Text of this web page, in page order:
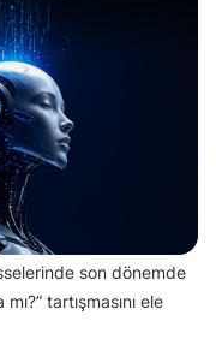
son dönemde
tartışmasını ele